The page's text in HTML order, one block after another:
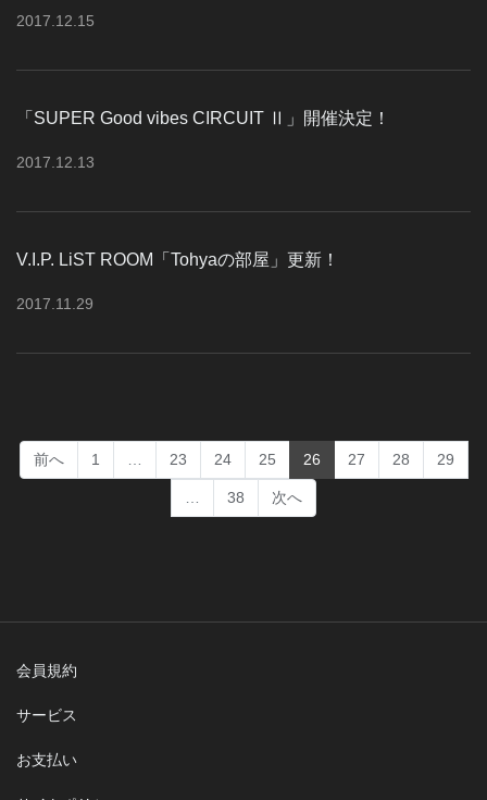
2017 12 15
「SUPER Good vibes CIRCUIT Ⅱ」開催決定！
2017 12 13
V.I.P. LiST ROOM「Tohyaの部屋」更新！
2017 11 29
前へ 1 23 24 25 26(current)
27 28 29
38 次へ
会員規約
サービス
お支払い